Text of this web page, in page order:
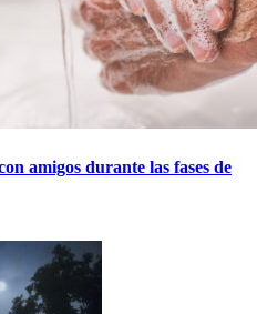
amigos durante las fases de